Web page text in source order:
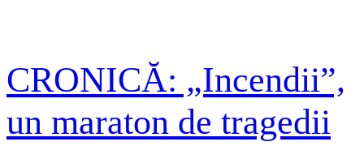
CRONICĂ: „Incendii”,
un maraton de tragedii